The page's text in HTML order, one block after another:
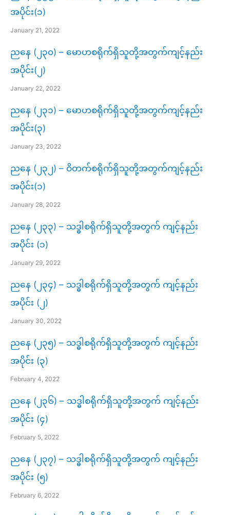
အပိုင်း(၁)
January 21, 2022
ညနေ (၂၃၀) – မောဟစရိုက်ရှိသူတို့အတွက်ကျင့်နည်း
အပိုင်း(၂)
January 22, 2022
ညနေ (၂၃၁) – မောဟစရိုက်ရှိသူတို့အတွက်ကျင့်နည်း
အပိုင်း(၃)
January 23, 2022
ညနေ (၂၃၂) – ဝိတက်စရိုက်ရှိသူတို့အတွက်ကျင့်နည်း
အပိုင်း(၁)
January 28, 2022
ညနေ (၂၃၃) – သဒ္ဓါစရိုက်ရှိသူတို့အတွက် ကျင့်နည်း
အပိုင်း (၁)
January 29, 2022
ညနေ (၂၃၄) – သဒ္ဓါစရိုက်ရှိသူတို့အတွက် ကျင့်နည်း
အပိုင်း (၂)
January 30, 2022
ညနေ (၂၃၅) – သဒ္ဓါစရိုက်ရှိသူတို့အတွက် ကျင့်နည်း
အပိုင်း (၃)
February 4, 2022
ညနေ (၂၃၆) – သဒ္ဓါစရိုက်ရှိသူတို့အတွက် ကျင့်နည်း
အပိုင်း (၄)
February 5, 2022
ညနေ (၂၃၇) – သဒ္ဓါစရိုက်ရှိသူတို့အတွက် ကျင့်နည်း
အပိုင်း (၅)
February 6, 2022